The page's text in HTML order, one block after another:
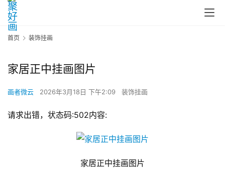
首页 装饰挂画
家居正中挂画图片
画者微云 2026年3月18日 下午2:09 装饰挂画
请求出错，状态码:502内容:
家居正中挂画图片